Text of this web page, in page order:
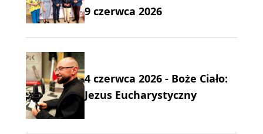
9 czerwca 2026
4 czerwca 2026 - Boże Ciało:
Jezus Eucharystyczny